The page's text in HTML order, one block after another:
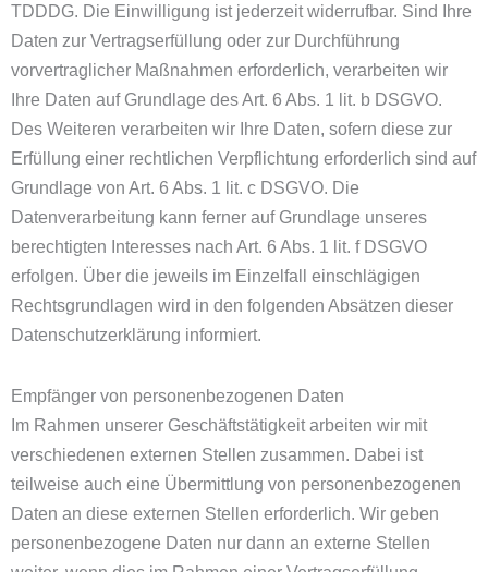
TDDDG. Die Einwilligung ist jederzeit widerrufbar. Sind Ihre
Daten zur Vertragserfüllung oder zur Durchführung
vorvertraglicher Maßnahmen erforderlich, verarbeiten wir
Ihre Daten auf Grundlage des Art. 6 Abs. 1 lit. b DSGVO.
Des Weiteren verarbeiten wir Ihre Daten, sofern diese zur
Erfüllung einer rechtlichen Verpflichtung erforderlich sind auf
Grundlage von Art. 6 Abs. 1 lit. c DSGVO. Die
Datenverarbeitung kann ferner auf Grundlage unseres
berechtigten Interesses nach Art. 6 Abs. 1 lit. f DSGVO
erfolgen. Über die jeweils im Einzelfall einschlägigen
Rechtsgrundlagen wird in den folgenden Absätzen dieser
Datenschutzerklärung informiert.
Empfänger von personenbezogenen Daten
Im Rahmen unserer Geschäftstätigkeit arbeiten wir mit
verschiedenen externen Stellen zusammen. Dabei ist
teilweise auch eine Übermittlung von personenbezogenen
Daten an diese externen Stellen erforderlich. Wir geben
personenbezogene Daten nur dann an externe Stellen